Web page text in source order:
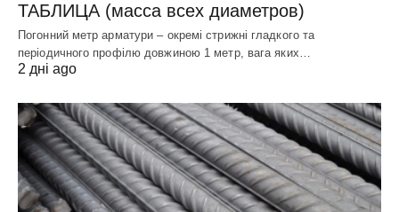
ТАБЛИЦА (масса всех диаметров)
Погонний метр арматури – окремі стрижні гладкого та
періодичного профілю довжиною 1 метр, вага яких…
2 дні ago